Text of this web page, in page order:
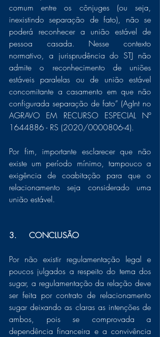
comum entre os cônjuges (ou seja,
inexistindo separação de fato), não se
poderá reconhecer a união estável de
pessoa casada. Nesse contexto
normativo, a jurisprudência do STJ não
admite o reconhecimento de uniões
estáveis paralelas ou de união estável
concomitante a casamento em que não
configurada separação de fato” (AgInt no
AGRAVO EM RECURSO ESPECIAL Nº
1644886 - RS (2020/0000806-4).
Por fim, importante esclarecer que não
existe um período mínimo, tampouco a
exigência de coabitação para que o
relacionamento seja considerado uma
união estável.
3.	CONCLUSÃO
Por não existir regulamentação legal e
poucos julgados a respeito do tema dos
sugar, a regulamentação da relação deve
ser feita por contrato de relacionamento
sugar deixando as claras as intenções de
ambos, pois se comprovada a
dependência financeira e a convivência